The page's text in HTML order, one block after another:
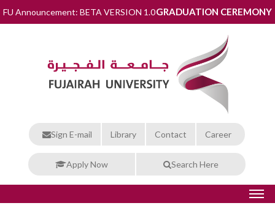
FU Announcement: BETA VERSION 1.0GRADUATION CEREMONY
Sign E-mail Library Contact Career
Apply Now Search Here